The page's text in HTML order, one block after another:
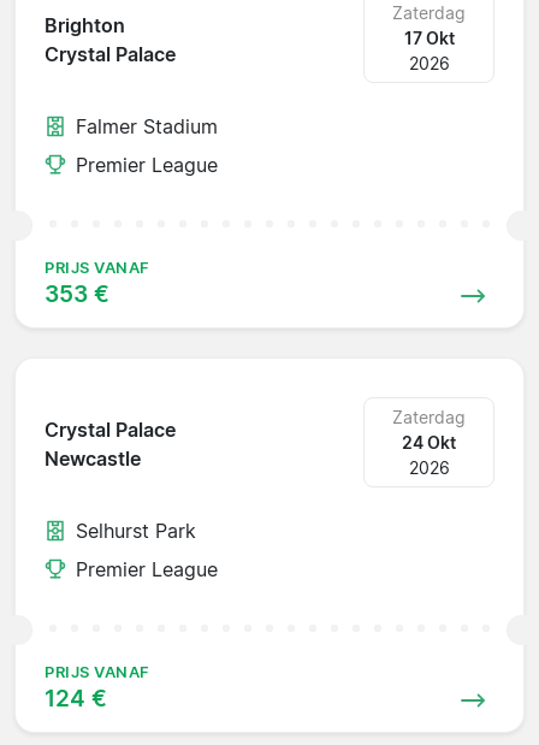
Brighton
Crystal Palace
Zaterdag
17 Okt
2026
Falmer Stadium
Premier League
PRIJS VANAF
353 €
Crystal Palace
Newcastle
Zaterdag
24 Okt
2026
Selhurst Park
Premier League
PRIJS VANAF
124 €